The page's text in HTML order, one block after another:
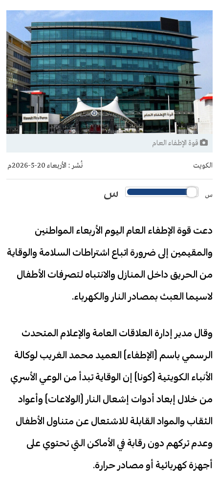
قوة الإطفاء العام
الكويت نُشر : الأربعاء 20-5-2026م
س س
دعت قوة الإطفاء العام اليوم الأربعاء المواطنين
والمقيمين إلى ضرورة اتباع اشتراطات السلامة والوقاية
من الحريق داخل المنازل والانتباه لتصرفات الأطفال
لاسيما العبث بمصادر النار والكهرباء.
وقال مدير إدارة العلاقات العامة والإعلام المتحدث
الرسمي باسم (الإطفاء) العميد محمد الغريب لوكالة
الأنباء الكويتية (كونا) إن الوقاية تبدأ من الوعي الأسري
من خلال إبعاد أدوات إشعال النار (الولاعات) وأعواد
الثقاب والمواد القابلة للاشتعال عن متناول الأطفال
وعدم تركهم دون رقابة في الأماكن التي تحتوي على
أجهزة كهربائية أو مصادر حرارة.